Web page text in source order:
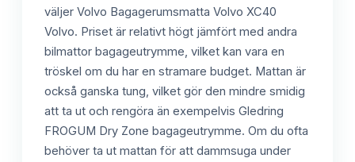
väljer Volvo Bagagerumsmatta Volvo XC40
Volvo. Priset är relativt högt jämfört med andra
bilmattor bagageutrymme, vilket kan vara en
tröskel om du har en stramare budget. Mattan är
också ganska tung, vilket gör den mindre smidig
att ta ut och rengöra än exempelvis Gledring
FROGUM Dry Zone bagageutrymme. Om du ofta
behöver ta ut mattan för att dammsuga under